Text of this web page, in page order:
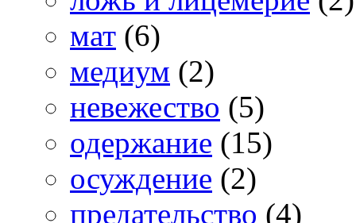
мат (6)
медиум (2)
невежество (5)
одержание (15)
осуждение (2)
предательство (4)